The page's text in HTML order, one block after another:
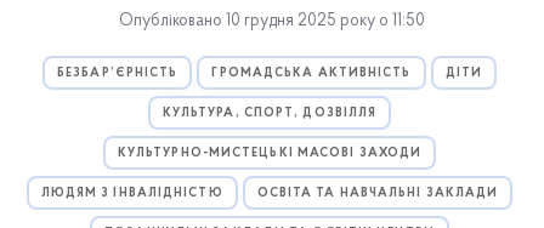
Опубліковано 10 грудня 2025 року о 11:50
БЕЗБАР’ЄРНІСТЬ ГРОМАДСЬКА АКТИВНІСТЬ ДІТИ
КУЛЬТУРА, СПОРТ, ДОЗВІЛЛЯ
КУЛЬТУРНО-МИСТЕЦЬКІ МАСОВІ ЗАХОДИ
ЛЮДЯМ З ІНВАЛІДНІСТЮ ОСВІТА ТА НАВЧАЛЬНІ ЗАКЛАДИ